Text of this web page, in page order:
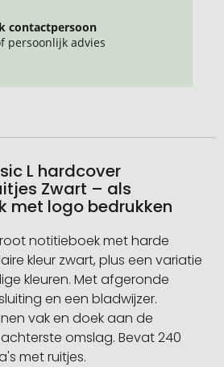
contactpersoon
persoonlijk advies
L hardcover
Zwart – als
met logo bedrukken
notitieboek met harde
kleur zwart, plus een variatie
kleuren. Met afgeronde
en een bladwijzer.
vak en doek aan de
omslag. Bevat 240
met ruitjes.